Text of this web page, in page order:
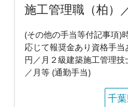
施工管理職（柏）
(その他の手当等付記事項)
応じて報奨金あり資格手
円／月２級建築施工管理
／月等 (通勤手当)
千